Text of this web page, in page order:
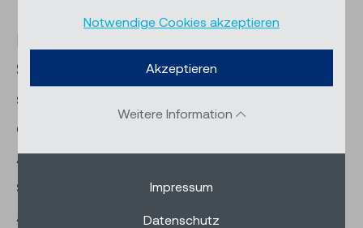
Notwendige Cookies akzeptieren
Akzeptieren
Weitere Information
Impressum
Datenschutz
Sonnenschirm, der wahre Grösse zeigt. Mit
seinen beeindruckenden Spannweiten
ermöglicht er die Beschattung grosser
Aussenbereiche mit nur einem Schirm und
schafft ein grosszügiges, einladendes
Ambiente. Sein klares, ruhiges Design fügt